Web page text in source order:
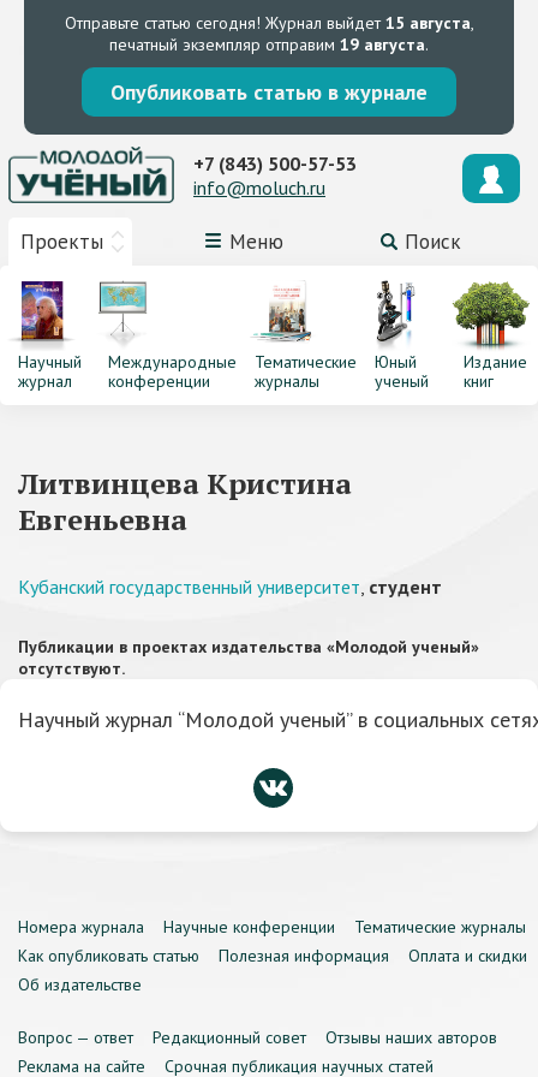
Отправьте статью сегодня! Журнал выйдет15 августа,
печатный экземпляр отправим 19 августа.
Опубликовать статью в журнале
Проекты Меню Поиск
+7 (843) 500-57-53
info@moluch.ru
Научный
журнал
Международные
конференции
Тематические
журналы
Юный
ученый
Издание
книг
Литвинцева Кристина
Евгеньевна
Кубанский государственный университет, студент
Публикации в проектах издательства «Молодой ученый»
отсутствуют.
Научный журнал “Молодой ученый” в социальных
Номера журнала Научные конференции
Тематические журналы
Как опубликовать статью
Полезная информация
Оплата и скидки
Об издательстве
Вопрос — ответ Редакционный совет
Отзывы наших авторов
Реклама на сайте
Срочная публикация научных статей